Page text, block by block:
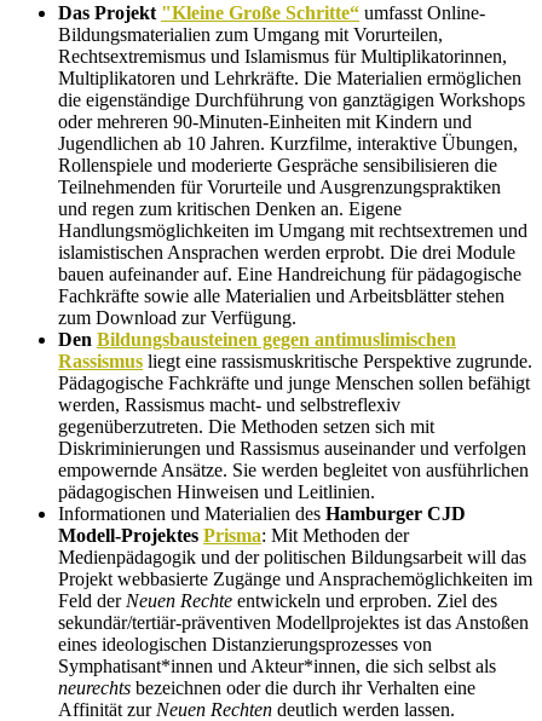
Das Projekt "Kleine Große Schritte“ umfasst Online-
Bildungsmaterialien zum Umgang mit Vorurteilen,
Rechtsextremismus und Islamismus für Multiplikatorinnen,
Multiplikatoren und Lehrkräfte. Die Materialien ermöglichen
die eigenständige Durchführung von ganztägigen Workshops
oder mehreren 90-Minuten-Einheiten mit Kindern und
Jugendlichen ab 10 Jahren. Kurzfilme, interaktive Übungen,
Rollenspiele und moderierte Gespräche sensibilisieren die
Teilnehmenden für Vorurteile und Ausgrenzungspraktiken
und regen zum kritischen Denken an. Eigene
Handlungsmöglichkeiten im Umgang mit rechtsextremen und
islamistischen Ansprachen werden erprobt. Die drei Module
bauen aufeinander auf. Eine Handreichung für pädagogische
Fachkräfte sowie alle Materialien und Arbeitsblätter stehen
zum Download zur Verfügung.
Den Bildungsbausteinen gegen antimuslimischen
Rassismus liegt eine rassismuskritische Perspektive zugrunde.
Pädagogische Fachkräfte und junge Menschen sollen befähigt
werden, Rassismus macht- und selbstreflexiv
gegenüberzutreten. Die Methoden setzen sich mit
Diskriminierungen und Rassismus auseinander und verfolgen
empowernde Ansätze. Sie werden begleitet von ausführlichen
pädagogischen Hinweisen und Leitlinien.
Informationen und Materialien des Hamburger CJD
Modell-Projektes Prisma: Mit Methoden der
Medienpädagogik und der politischen Bildungsarbeit will das
Projekt webbasierte Zugänge und Ansprachemöglichkeiten im
Feld der Neuen Rechte entwickeln und erproben. Ziel des
sekundär/tertiär-präventiven Modellprojektes ist das Anstoßen
eines ideologischen Distanzierungsprozesses von
Symphatisant*innen und Akteur*innen, die sich selbst als
neurechts bezeichnen oder die durch ihr Verhalten eine
Affinität zur Neuen Rechten deutlich werden lassen.